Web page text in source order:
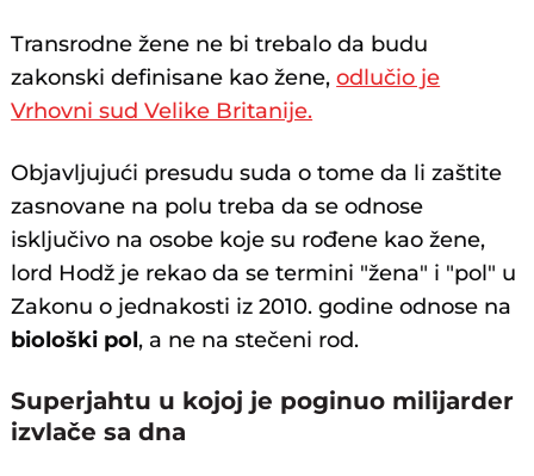
Transrodne žene ne bi trebalo da budu
zakonski definisane kao žene,odlučio je
Vrhovni sud Velike Britanije.
Objavljujući presudu suda o tome da li zaštite
zasnovane na polu treba da se odnose
isključivo na osobe koje su rođene kao žene,
lord Hodž je rekao da se termini "žena" i "pol" u
Zakonu o jednakosti iz 2010. godine odnose na
biološki pol, a ne na stečeni rod.
Superjahtu u kojoj je poginuo milijarder
izvlače sa dna